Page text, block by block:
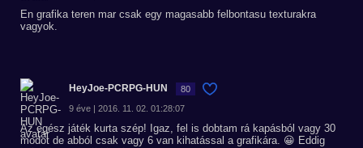
En grafika teren mar csak egy magasabb felbontasu texturakra
vagyok.
HeyJoe-PCRPG-HUN 80
9 éve | 2016. 11. 02. 01:28:07
Az egész játék kurta szép! Igaz, fel is dobtam rá kapásból vagy 30
modot de abból csak vagy 6 van kihatással a grafikára. 😀 Eddig